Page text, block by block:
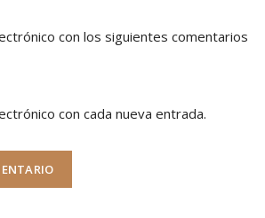
con los siguientes comentarios
con cada nueva entrada.